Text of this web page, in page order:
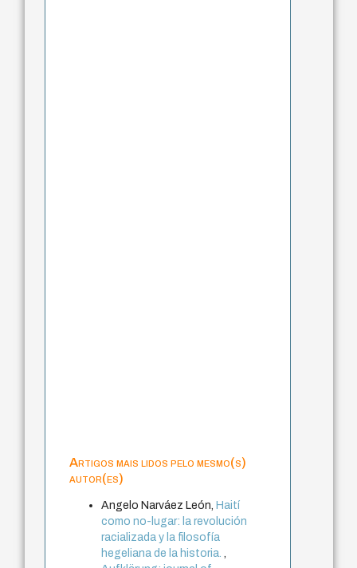
Artigos mais lidos pelo mesmo(s)
autor(es)
Angelo Narváez León, Haití
como no-lugar: la revolución
racializada y la filosofía
hegeliana de la historia.,